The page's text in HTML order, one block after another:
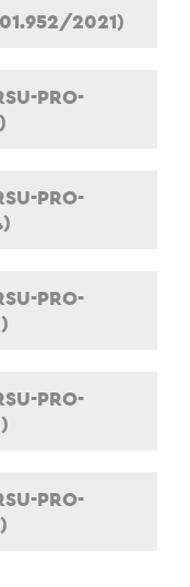
2021)
PRO-
PRO-
PRO-
PRO-
PRO-